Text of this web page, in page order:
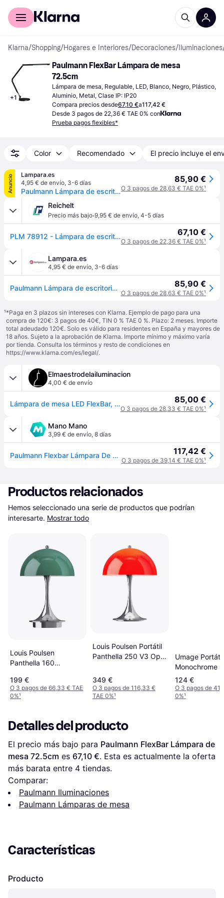
Comprar con Klarna
Klarna/Shopping/Hogares e Interiores/Decoraciones/ Iluminaciones
+1
Paulmann FlexBar Lámpara de mesa
72.5cm
Lámpara de mesa, Regulable, LED, Blanco, Negro, Plástico,
Aluminio, Metal, Clase IP: IP20
Compara precios desde67,10 €a117,42 €
Desde 3 pagos de 22,36 € TAE 0% con
Prueba pagos flexibles*
Color Recomendado El precio incluye el
Anuncio
Lampara.es
4,95 € de envío, 3-6 días
Paulmann Lámpara de escritorio FlexBar, atenuable, Negro, Despacho / Oficina, Aluminio, Moderno, Lámpara de mesa
85,90 €
O 3 pagos de 28,63 € TAE 0%¹
Reichelt
Precio más bajo·9,95 € de envío, 4-5 días
PLM 78912 - Lámpara de escritorio LED, 9,5 W, 700 lm, regulable, negr 67,10 €
O 3 pagos de 22,36 € TAE 0%¹
Lampara.es
4,95 € de envío, 3-6 días
Paulmann Lámpara de escritorio FlexBar, atenuable, Negro, Despacho / Oficina, Aluminio, Moderno, Lámpara de mesa 85,90 €
O 3 pagos de 28,63 € TAE 0%¹
¹*Paga en 3 plazos sin intereses con Klarna. Ejemplo de pago para una
compra de 120€: 3 pagos de 40€, TIN 0 % TAE 0 %. Plazo: 2 meses. Importe
total adeudado 120€. Solo es válido para residentes en España y mayores de
18 años. Sujeto a la aprobación de Klarna. Importe mínimo y máximo varía
por tienda. Consulta los términos y resto de condiciones en
https://www.klarna.com/es/legal/.
Elmaestrodelailuminacion
4,00 € de envío
Lámpara de mesa LED FlexBar, negra, 36 cm, CCT - Paulmann - Oficina / espacio de trabajo - Moderno - Metal - Bombilla única 85,00 €
O 3 pagos de 28,33 € TAE 0%¹
Mano Mano
3,99 € de envío, 8 días
Paulmann Flexbar Lámpara De Escritorio Led Negra Flexible 117,42 €
O 3 pagos de 39,14 € TAE 0%¹
Productos relacionados
Hemos seleccionado una serie de productos que podrían
interesarte. Mostrar todo
Louis Poulsen
Panthella 160
199 €
O 3 pagos de 66,33 € TAE
0%¹
Louis Poulsen Portátil
Panthella 250 V3 Opal
63.5cm
349 €
O 3 pagos de 116,33 €
TAE 0%¹
Umage Portátil
Monochrome
Lámpara de
30.6cm
124 €
O 3 pagos de
0%¹
Detalles del producto
El precio más bajo para Paulmann FlexBar Lámpara de
mesa 72.5cm es 67,10 €. Esta es actualmente la oferta
más barata entre 4 tiendas.
Comparar:
Paulmann Iluminaciones
Paulmann Lámparas de mesa
Características
Producto